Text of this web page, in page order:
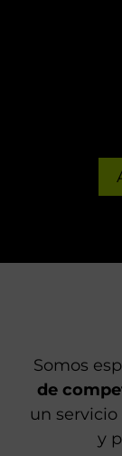
Somos
de
un
y